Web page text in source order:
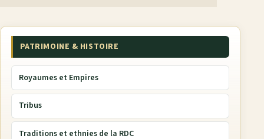
PATRIMOINE & HISTOIRE
Royaumes et Empires
Tribus
Traditions et ethnies de la RDC